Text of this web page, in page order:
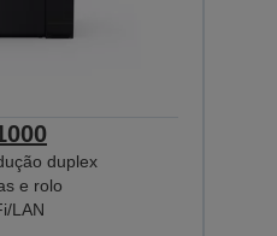
duplex
e rolo
LAN